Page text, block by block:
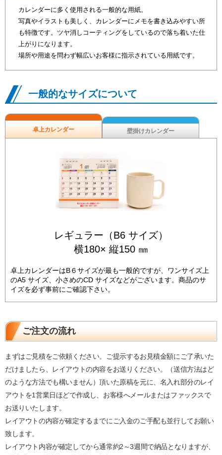
カレンダーに多く使用される一般的な用紙。
写真やイラストも美しく、カレンダーにメモを書き込みやすい所
も特徴です。ツヤ消しコーティングをしているので落ち着いた仕
上がりになります。
場所や用途を問わず幅広いお客様に指示されている用紙です。
一般的なサイズについて
卓上カレンダー 壁掛けカレンダー
レギュラー（B6 サイズ）
横180× 縦150 ㎜
卓上カレンダーはB６サイズが最も一般的ですが、ワンサイズ上
のA5 サイズ、小さめのCD サイズなどがございます。商品のサ
イズを必ず事前にご確認下さい。
ご注文の流れ
まずはご見積をご依頼ください。ご提示するお見積金額にご了承いた
だけましたら、レイアウトの内容をお送りください。（送信方法はど
のような方法でも構いません）頂いた原稿を元に、名入れ部分のレイ
アウトを1営業日ほどで作成し、お客様へメールまたはファックスで
お送りいたします。
レイアウトの内容が確定するまでにご入金のご手配も並行してお願い
致します。
レイアウト内容が確定してから通常約2～3週間で納品となりますが、